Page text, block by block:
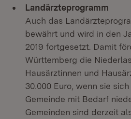
Landärzteprogramm
Auch das
bewährt und wird in den
2019 fortgesetzt. Damit
Württemberg die
Hausärztinnen und
30.000 Euro, wenn sie
Gemeinde mit Bedarf
Gemeinden sind derzeit